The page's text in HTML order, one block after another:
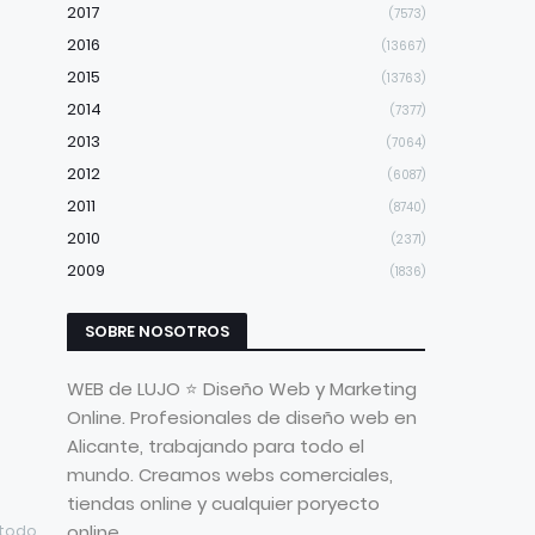
2017 (7573)
2016 (13667)
2015 (13763)
2014 (7377)
2013 (7064)
2012 (6087)
2011 (8740)
2010 (2371)
2009 (1836)
SOBRE NOSOTROS
WEB de LUJO ⭐ Diseño Web y Marketing
Online. Profesionales de diseño web en
Alicante, trabajando para todo el
mundo. Creamos webs comerciales,
tiendas online y cualquier poryecto